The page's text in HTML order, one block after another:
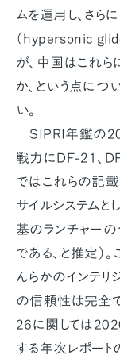
ムを運用し、さ
（hypersonic
が、中国はこれ
か、という点に
い。
SIPRI年鑑の
戦力にDF-21、
ではこれらの記載
サイルシステムと
基のランチャー
である、と推定）
んらかのインテリ
の信頼性は完全
26に関しては
する年次レポー